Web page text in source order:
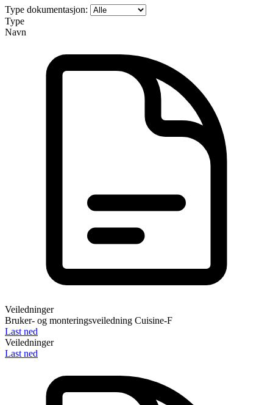
Type dokumentasjon:
Type
Navn
Veiledninger
Bruker- og monteringsveiledning Cuisine-F
Last ned
Veiledninger
Last ned